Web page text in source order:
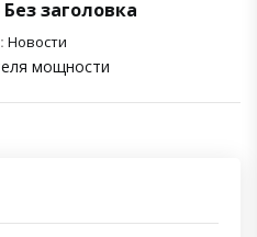
Без заголовка
Новости
мощности